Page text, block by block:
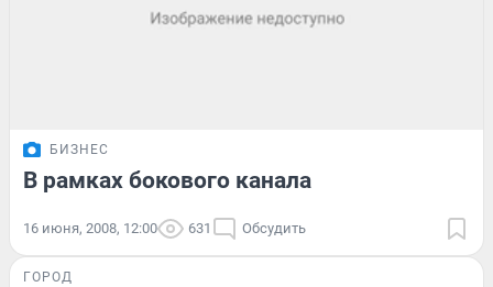
БИЗНЕС
В рамках бокового канала
16 июня, 2008, 12:00 631 Обсудить
ГОРОД